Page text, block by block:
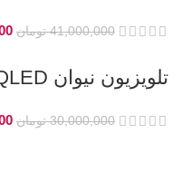
41,000,000 تومان
تلویزیون نیوان QLED سایز 50 اینچ
30,000,000 تومان